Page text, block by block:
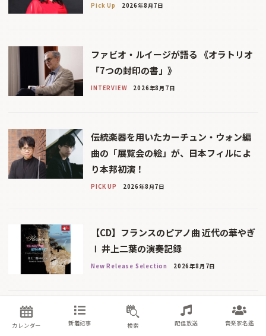
Pick Up 2026年8月7日
ファビオ・ルイージが語る 《オラトリオ
「7つの封印の書」》
INTERVIEW 2026年8月7日
伝統楽器を用いたカーチュン・ウォン編
曲の「展覧会の絵」が、日本フィルによ
り本邦初演！
PICK UP 2026年8月7日
【CD】フランスのピアノ曲 近代の華やぎ
Ⅰ 井上二葉の演奏記録
New Release Selection 2026年8月7日
カレンダー 新着記事 検索 配信放送 音楽家名鑑